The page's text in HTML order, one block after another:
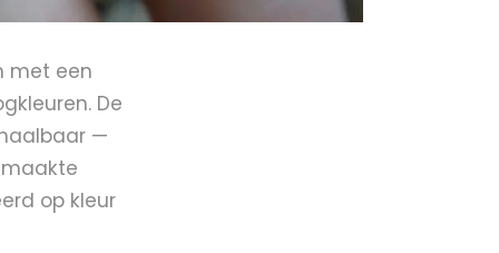
met een
De
—
op kleur